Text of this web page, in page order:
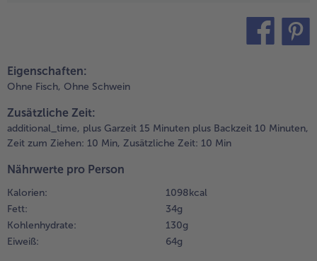
Backofen
200°C
mit je
Crème
Eigenschaften:
Ohne Fisch, Ohne Schwein
Zusätzliche Zeit:
additional_time, plus Garzeit 15 Minuten plus Backzeit 10 Minuten,
Zeit zum Ziehen: 10 Min, Zusätzliche Zeit: 10 Min
Nährwerte pro Person
Kalorien:
1098 kcal
Fett:
34 g
Kohlenhydrate:
130 g
Eiweiß:
64 g